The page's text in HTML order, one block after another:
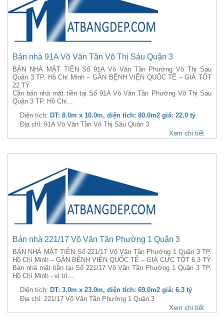
Bán nhà 91A Võ Văn Tần Võ Thị Sáu Quận 3
BÁN NHÀ MẶT TIỀN Số 91A Võ Văn Tần Phường Võ Thị Sáu
Quận 3 TP. Hồ Chí Minh – GẦN BỆNH VIỆN QUỐC TẾ – GIÁ TỐT
22 TỶ
Cần bán nhà mặt tiền tại Số 91A Võ Văn Tần Phường Võ Thị Sáu
Quận 3 TP. Hồ Chí...
Diện tích: DT: 8.0m x 10.0m, diện tích: 80.0m2 giá: 22.0 tỷ
Địa chỉ: 91A Võ Văn Tần Võ Thị Sáu Quận 3
Xem chi tiết
Bán nhà 221/17 Võ Văn Tần Phường 1 Quận 3
BÁN NHÀ MẶT TIỀN Số 221/17 Võ Văn Tần Phường 1 Quận 3 TP.
Hồ Chí Minh – GẦN BỆNH VIỆN QUỐC TẾ – GIÁ CỰC TỐT 6,3 TỶ
Bán nhà mặt tiền tại Số 221/17 Võ Văn Tần Phường 1 Quận 3 TP.
Hồ Chí Minh - vị trí...
Diện tích: DT: 3.0m x 23.0m, diện tích: 69.0m2 giá: 6.3 tỷ
Địa chỉ: 221/17 Võ Văn Tần Phường 1 Quận 3
Xem chi tiết